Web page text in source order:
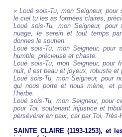
« Loué sois-Tu, mon Seigneur,
le ciel tu les as formées claires,
Loué sois-Tu, mon Seigneur,
nuage, le serein et tout temps
donnes le soutien.
Loué sois-Tu, mon Seigneur,
humble, précieuse et chaste.
Loué sois-Tu, mon Seigneur, pour
nuit, il est beau et joyeux, robuste et
Loué sois-Tu, mon Seigneur, pour
qui nous porte et nous mène, et
l’herbe.
Loué sois-Tu, mon Seigneur, pour
pour Toi, soutenant injustice et
persévérer en paix, car par Toi,
SAINTE CLAIRE (1193-1253), et